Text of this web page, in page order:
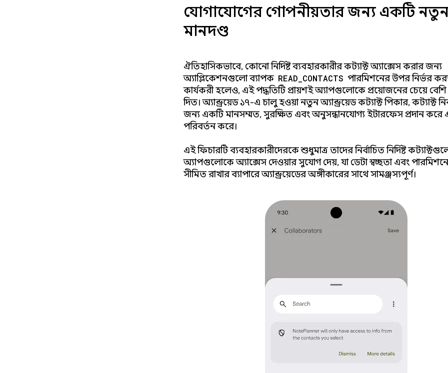
যোগাযোগের গোপনীয়তার জন্য একটি
মানদণ্ড
ঐতিহাসিকভাবে, কোনো নির্দিষ্ট ব্যবহারকারীর কন্ট্যাক্ট অ্যাক্সেস করার জন্য
অ্যাপ্লিকেশনগুলো ব্যাপক READ_CONTACTS পারমিশনের উপর নির্ভর
কার্যকরী হলেও, এই পদ্ধতিটি প্রায়শই অ্যাপগুলোকে প্রয়োজনের চেয়ে বেশি
দিত। অ্যান্ড্রয়েড ১৭-এ চালু হওয়া নতুন অ্যান্ড্রয়েড কন্ট্যাক্ট পিকার, কন্ট্যাক্ট
জন্য একটি মানসম্মত, সুরক্ষিত এবং অনুসন্ধানযোগ্য ইন্টারফেস প্রদান করে
পরিবর্তন করে।
এই ফিচারটি ব্যবহারকারীদেরকে শুধুমাত্র তাদের নির্বাচিত নির্দিষ্ট
অ্যাপগুলোকে অ্যাক্সেস দেওয়ার সুযোগ দেয়, যা ডেটা স্বচ্ছতা এবং
সীমিত রাখার ব্যাপারে অ্যান্ড্রয়েডের অঙ্গীকারের সাথে সামঞ্জস্যপূর্ণ।